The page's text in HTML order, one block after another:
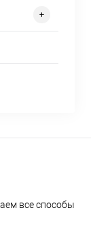
все способы